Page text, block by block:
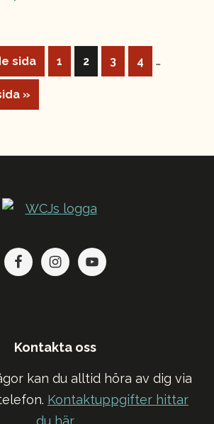
sida Sida
1 Sida
2 Sida
3 Sida
4 …
»
Kontakta oss
kan du alltid höra av dig via
Kontaktuppgifter hittar
du här.